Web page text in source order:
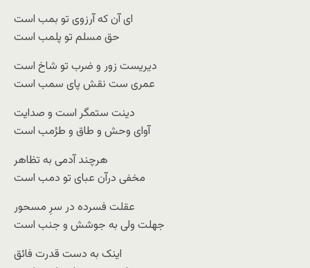
ای آن که آرزوی تو بمب است
حق مسلم تو پلمب است
دیریست زور و ضرب تو شاخ است
عمری ست نقش پای سمب است
دینت ستمگر است و صدایت
آوای وحش و طاق و طرُمب است
هرچند آدمی به تظاهر
مخفی درآن عبای تو دمب است
عقلت فسرده در سرِ مسحور
جهلت ولی به جوشش و جنب است
اینک به دست قدرت فائق